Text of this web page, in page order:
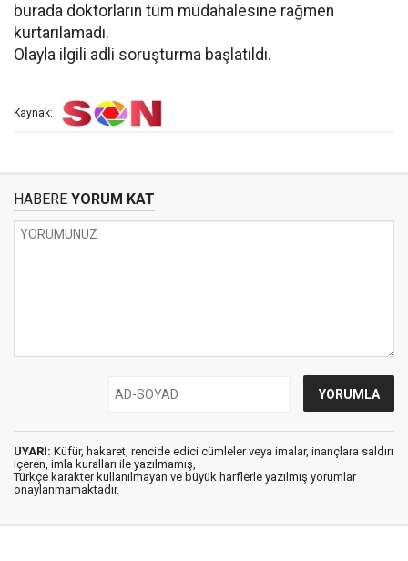
burada doktorların tüm müdahalesine rağmen
kurtarılamadı.
Olayla ilgili adli soruşturma başlatıldı.
Kaynak:
HABERE YORUM KAT
UYARI: Küfür, hakaret, rencide edici cümleler veya imalar, inançlara saldırı
içeren, imla kuralları ile yazılmamış,
Türkçe karakter kullanılmayan ve büyük harflerle yazılmış yorumlar
onaylanmamaktadır.